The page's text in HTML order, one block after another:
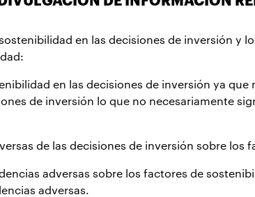
en las decisiones de inversión y
en las decisiones de inversión ya
de inversión lo que no necesariamente
de las decisiones de inversión sobre los
adversas sobre los factores de
adversas.